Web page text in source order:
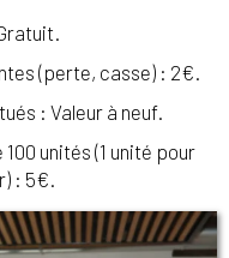
(perte, casse) : 2€.
: Valeur à neuf.
unités (1 unité pour
: 5€.